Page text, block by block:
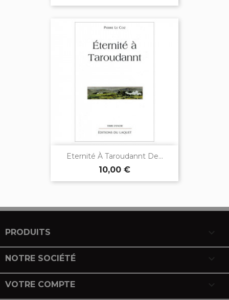
Eternité À Taroudannt De...
10,00 €
PRODUITS 
NOTRE SOCIÉTÉ 
VOTRE COMPTE 